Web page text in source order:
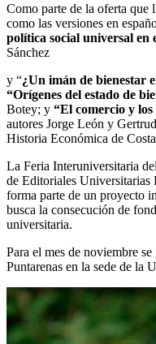
Como parte de la oferta que
como las versiones en
política social universal en
Sánchez
y “¿Un imán de bienestar
“Orígenes del estado de
Botey; y “El comercio y
autores Jorge León y
Historia Económica de
La Feria Interuniversitaria
de Editoriales Universitarias
forma parte de un proyecto
busca la consecución de
universitaria.
Para el mes de noviembre
Puntarenas en la sede de la